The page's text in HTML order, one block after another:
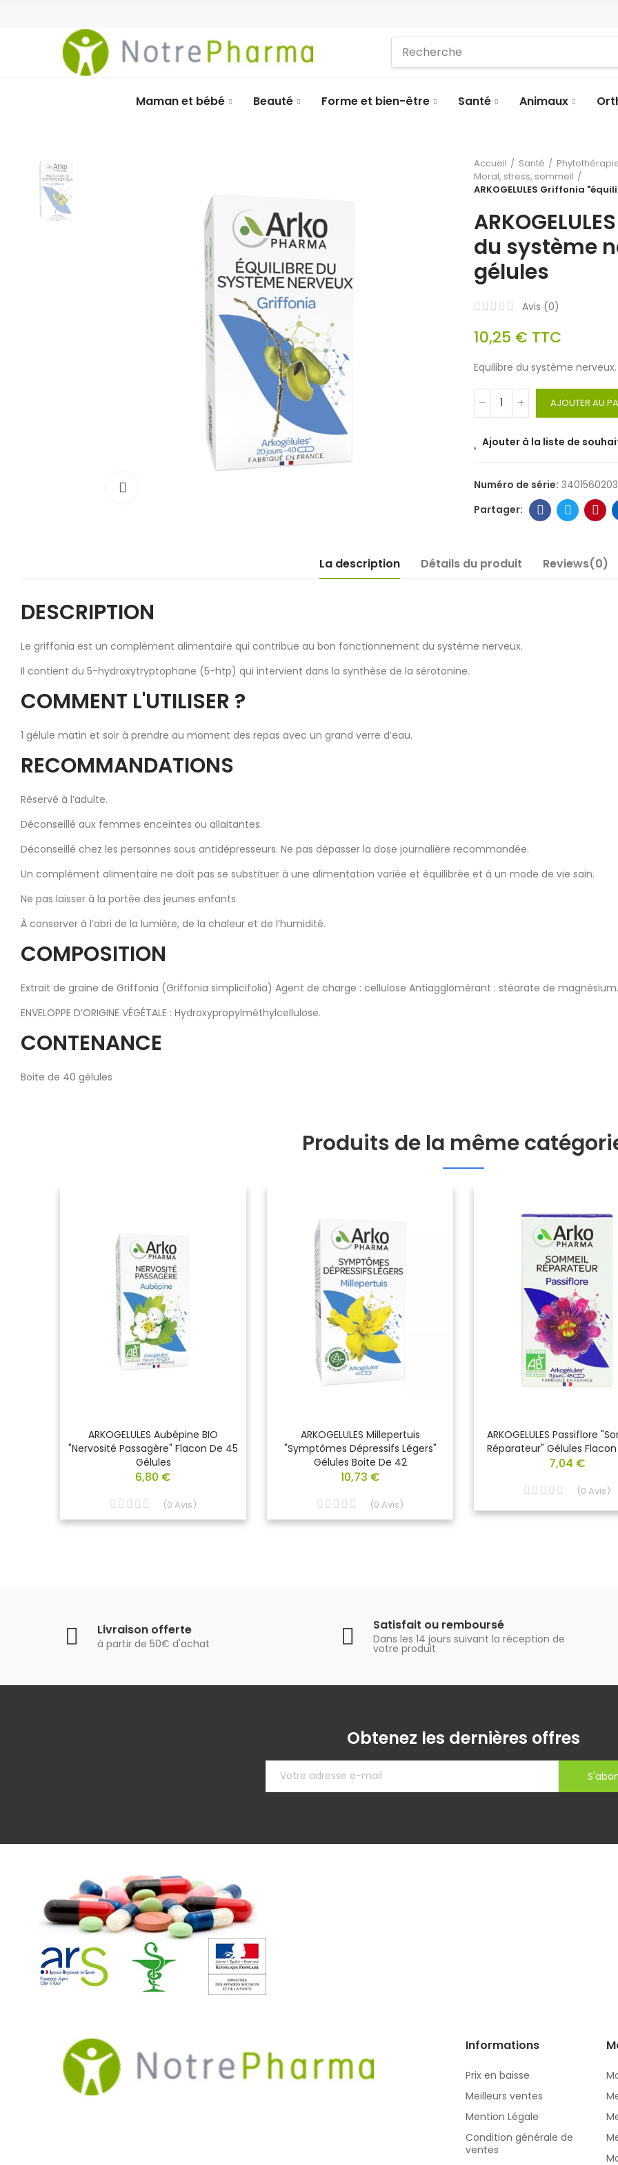
Maman et bébé Beauté Forme et bien-être Santé Animaux
Accueil Santé
Moral, stress, sommeil
ARKOGELULES Griffonia
du système
gélules
Avis (0)
10,25 € TTC
Equilibre du système nerveux.
AJOUTER AU
Ajouter à la liste de
Numéro de série:
La description Détails du produit Reviews(0)
DESCRIPTION
Le griffonia est un complément alimentaire qui contribue au bon fonctionnement du système nerveux.
Il contient du 5-hydroxytryptophane (5-htp) qui intervient dans la synthèse de la sérotonine.
COMMENT L'UTILISER ?
1 gélule matin et soir à prendre au moment des repas avec un grand verre d’eau.
RECOMMANDATIONS
Réservé à l’adulte.
Déconseillé aux femmes enceintes ou allaitantes.
Déconseillé chez les personnes sous antidépresseurs. Ne pas dépasser la dose journalière recommandée.
Un complément alimentaire ne doit pas se substituer à une alimentation variée et équilibrée et à un mode de vie sain.
Ne pas laisser à la portée des jeunes enfants.
À conserver à l’abri de la lumière, de la chaleur et de l’humidité.
COMPOSITION
Extrait de graine de Griffonia (Griffonia simplicifolia) Agent de charge : cellulose Antiagglomérant : stéarate de magnésium.
ENVELOPPE D’ORIGINE VÉGÉTALE : Hydroxypropylméthylcellulose.
CONTENANCE
Boite de 40 gélules
Produits de la même
ARKOGELULES Aubépine BIO
"nervosité Passagère" Flacon De 45
Gélules
6,80 €
(0 Avis)
ARKOGELULES Millepertuis
"Symptômes Dépressifs Légers"
Gélules Boite De 42
10,73 €
(0 Avis)
ARKOGELULES Passiflore
Réparateur" Gélules
7,04 €
(0 Avis)
Livraison offerte
à partir de 50€ d'achat
Satisfait ou remboursé
Dans les 14 jours suivant la réception de
votre produit
Obtenez les dernières offres
Informations
Prix en baisse
Meilleurs ventes
Mention Légale
Condition générale de
ventes